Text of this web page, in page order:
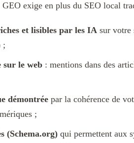
exige en plus du SEO local
et lisibles par les IA sur votre
;
sur le web : mentions dans des
démontrée par la cohérence de
;
(Schema.org) qui permettent aux